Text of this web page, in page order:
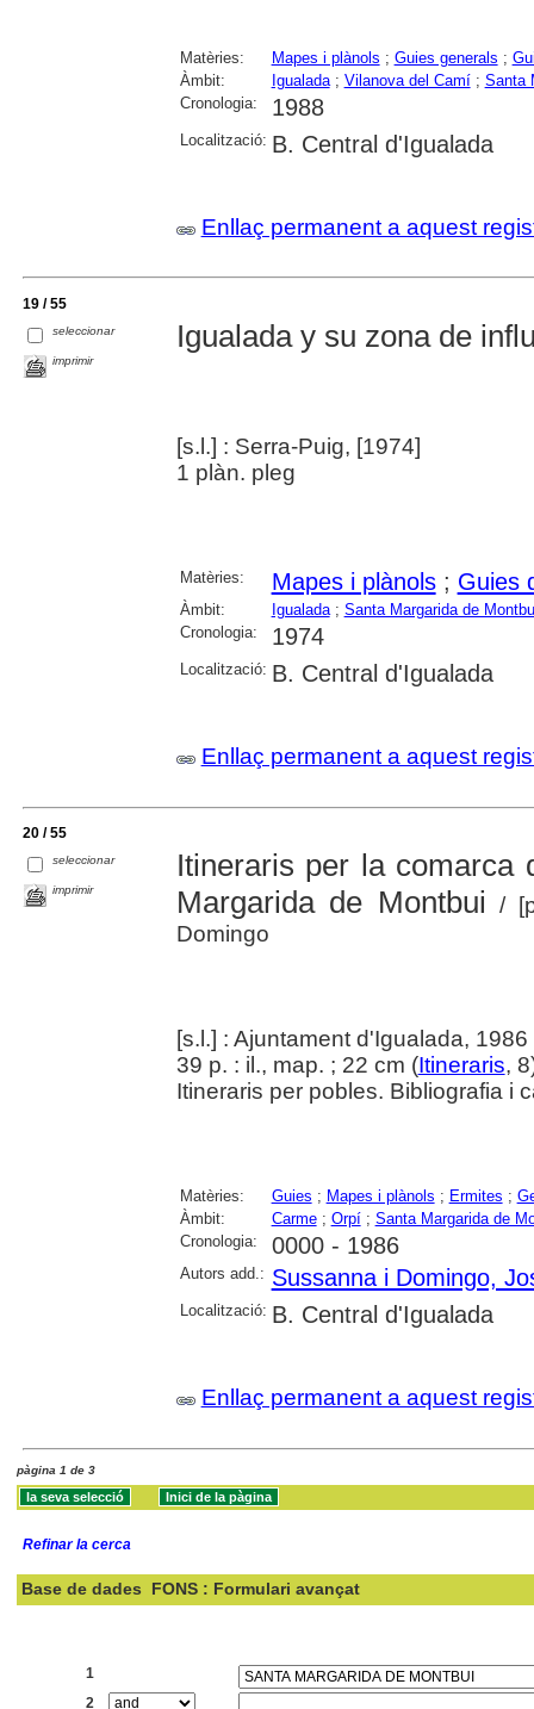
Matèries: Mapes i plànols ; Guies generals ;
Àmbit:
Igualada; Vilanova del Camí; Santa
Cronologia:
1988
Localització: B. Central d'Igualada
Enllaç permanent a aquest
19 / 55
seleccionar
imprimir
Igualada y su zona de
[s.l.] : Serra-Puig, [1974]
1 plàn. pleg
Matèries: Mapes i plànols; Guies
Àmbit: Igualada; Santa Margarida de
Cronologia:
1974
Localització: B. Central d'Igualada
Enllaç permanent a aquest
20 / 55
seleccionar
imprimir
Itineraris per la comarca
Margarida de Montbui
/
Domingo
[s.l.] : Ajuntament d'Igualada, 1986
39 p. : il., map. ; 22 cm (Itineraris,
Itineraris per pobles. Bibliografia i
Matèries: Guies ; Mapes i plànols ; Ermites ;
Àmbit:
Carme; Orpí; Santa Margarida de
Cronologia:
0000 - 1986
Autors add.: Sussanna i Domingo,
Localització: B. Central d'Igualada
Enllaç permanent a aquest
pàgina 1 de 3
Refinar la cerca
Base de dades FONS : Formulari avançat
1
2